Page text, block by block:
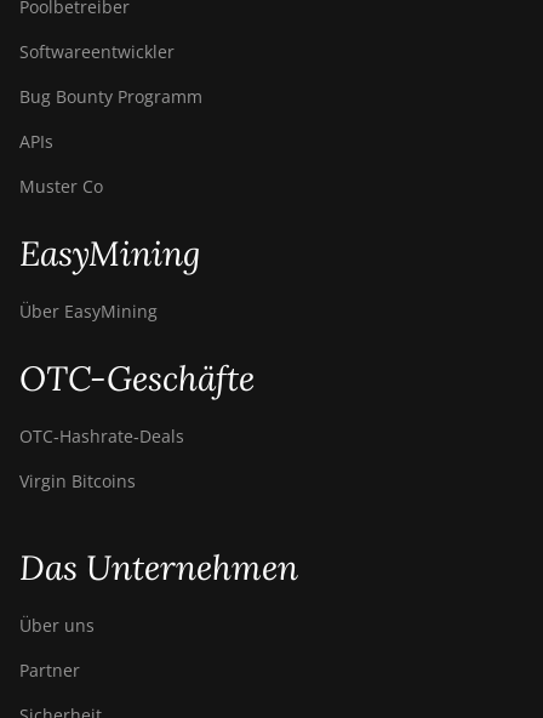
S9i
S9k
T15
T17
BITMAIN AntMiner
BITMAIN AntMiner
BITMAIN AntMiner
Poolbetreiber
Softwareentwickler
Bug Bounty Programm
APIs
Muster Co
EasyMining
Über EasyMining
OTC-Geschäfte
OTC‑Hashrate‑Deals
Virgin Bitcoins
Das Unternehmen
Über uns
Partner